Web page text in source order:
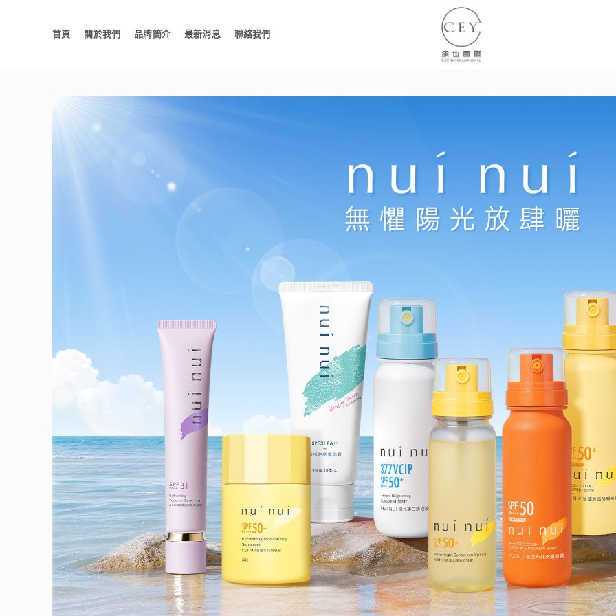
首頁 關於我們 品牌簡介 最新消息 聯絡我們